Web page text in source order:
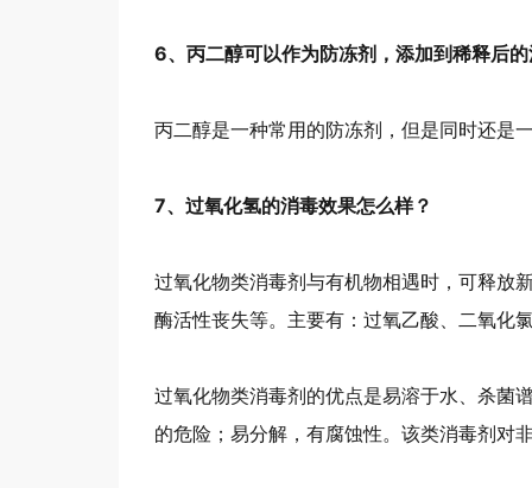
6、丙二醇可以作为防冻剂，添加到稀释后
丙二醇是一种常用的防冻剂，但是同时还是
7、过氧化氢的消毒效果怎么样？
过氧化物类消毒剂与有机物相遇时，可释放
酶活性丧失等。主要有：过氧乙酸、二氧化
过氧化物类消毒剂的优点是易溶于水、杀菌
的危险；易分解，有腐蚀性。该类消毒剂对